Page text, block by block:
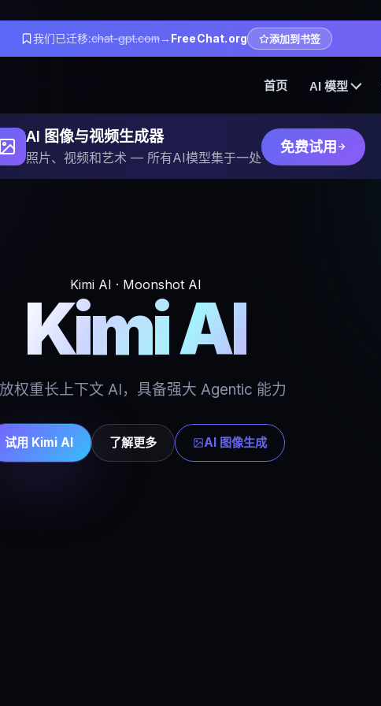
我们已迁移:chat-gpt.com→ FreeChat.org 添加到书签
首页 AI 模型
AI 图像与视频生成器
照片、视频和艺术 — 所有AI模型集于一处
免费试用
Kimi AI · Moonshot AI
Kimi AI
权重长上下文 AI，具备强大 Agentic 能力
试用 Kimi AI 了解更多 AI 图像生成